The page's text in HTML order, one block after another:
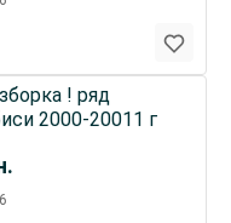
! ряд
2000-20011 г